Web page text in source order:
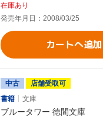
在庫あり
発売年月日：2008/03/25
カートへ追加
中古
店舗受取可
書籍
文庫
ブルータワー 徳間文庫